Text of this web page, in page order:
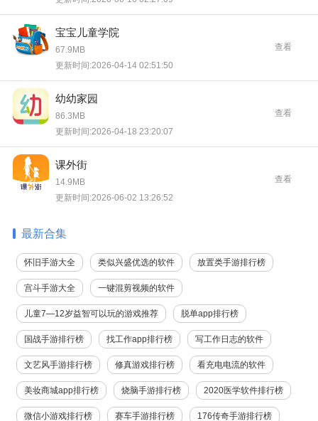
宝宝儿童学院
67.9MB
更新时间:2026-04-14 02:51:50
查看
幼幼家园
86.3MB
更新时间:2026-04-18 23:20:07
查看
课外街
14.9MB
更新时间:2026-06-02 13:26:52
查看
最新合集
怀旧手游大全 类似兴盛优选的软件 放置类手游排行榜
宫斗手游大全 一键混剪视频的软件
儿童7—12岁益智可以玩的游戏推荐 脱单app排行榜
国战手游排行榜 找工作app排行榜 写工作日志的软件
文艺风手游排行榜 修真游戏排行榜 看充电电流的软件
美妆商城app排行榜 烧脑手游排行榜 2020医学软件排行榜
微信小游戏排行榜 赛车手游排行榜 176传奇手游排行榜